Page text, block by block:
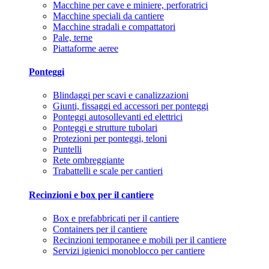
Macchine per cave e miniere, perforatrici
Macchine speciali da cantiere
Macchine stradali e compattatori
Pale, terne
Piattaforme aeree
Ponteggi
Blindaggi per scavi e canalizzazioni
Giunti, fissaggi ed accessori per ponteggi
Ponteggi autosollevanti ed elettrici
Ponteggi e strutture tubolari
Protezioni per ponteggi, teloni
Puntelli
Rete ombreggiante
Trabattelli e scale per cantieri
Recinzioni e box per il cantiere
Box e prefabbricati per il cantiere
Containers per il cantiere
Recinzioni temporanee e mobili per il cantiere
Servizi igienici monoblocco per cantiere